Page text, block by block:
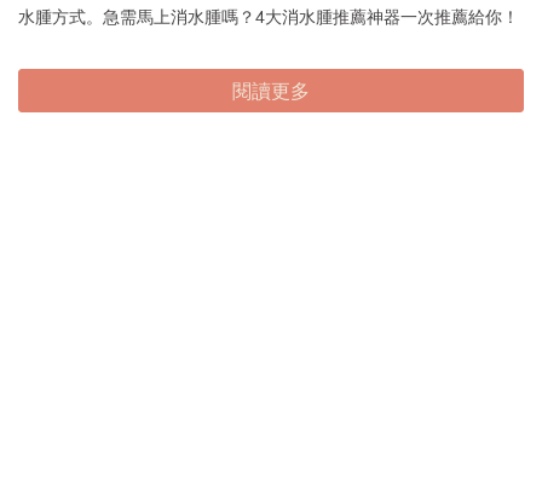
水腫方式。急需馬上消水腫嗎？4大消水腫推薦神器一次推薦給你！
閱讀更多